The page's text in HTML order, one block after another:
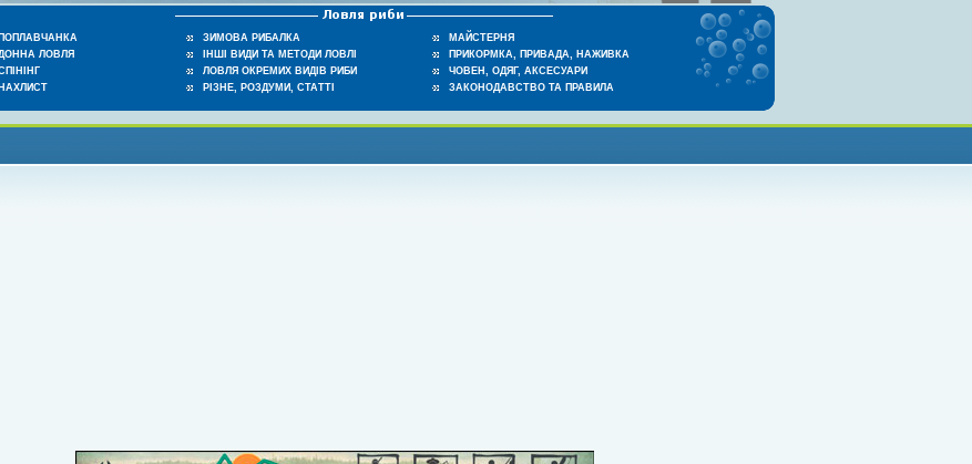
ПОПЛАВЧАНКА
ЛОВЛЯ
НАХЛИСТ
ЗИМОВА РИБАЛКА
ІНШІ ВИДИ ТА МЕТОДИ ЛОВЛІ
ЛОВЛЯ ОКРЕМИХ ВИДІВ РИБИ
РІЗНЕ, РОЗДУМИ, СТАТТІ
МАЙСТЕРНЯ
ПРИКОРМКА, ПРИВАДА, НАЖИВКА
ЧОВЕН, ОДЯГ, АКСЕСУАРИ
ЗАКОНОДАВСТВО ТА ПРАВИЛА